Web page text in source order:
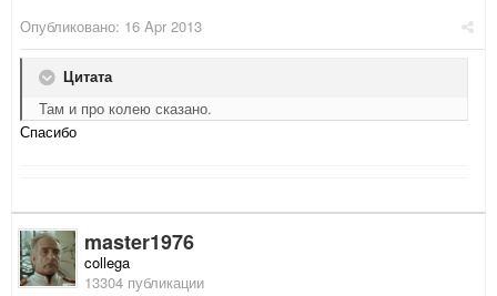
Опубликовано: 16 Apr 2013
Цитата
Там и про колею сказано.
Спасибо
master1976
collega
13304 публикации